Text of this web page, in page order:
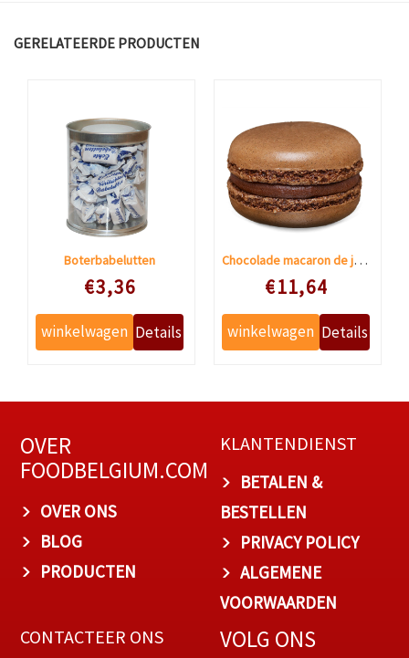
GERELATEERDE PRODUCTEN
Boterbabelutten
Speciale prijs
€3,36
Chocolade macaron de jean-pierre
Speciale prijs
€11,64
OVER
FOODBELGIUM.COM
OVER ONS
BLOG
PRODUCTEN
KLANTENDIENST
BETALEN &
BESTELLEN
PRIVACY POLICY
ALGEMENE
VOORWAARDEN
CONTACTEER ONS VOLG ONS